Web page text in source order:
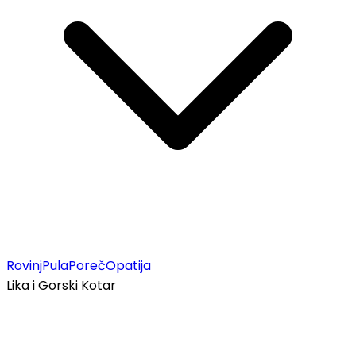
RovinjPulaPorečOpatija
Lika i Gorski Kotar